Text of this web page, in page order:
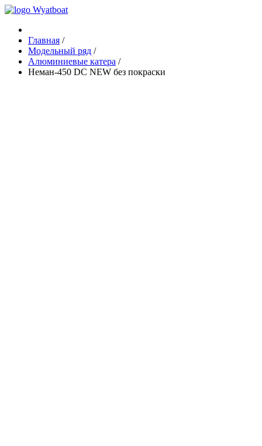
Главная /
Модельный ряд /
Алюминиевые катера /
Неман-450 DC NEW без покраски